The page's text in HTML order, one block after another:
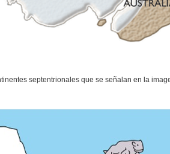
septentrionales que se señalan en la